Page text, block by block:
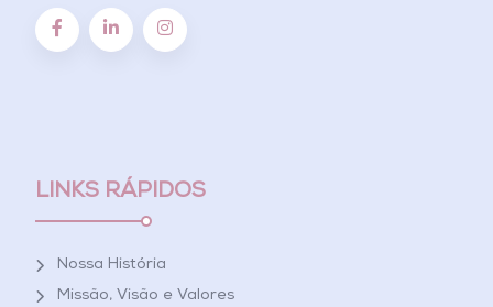
LINKS RÁPIDOS
Nossa História
Missão, Visão e Valores